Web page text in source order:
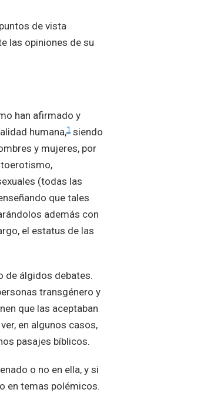
de vista
las opiniones de su
han afirmado y
humana,1 ​ siendo
y mujeres, por
(todas las
que tales
además con
el estatus de las
de álgidos debates.
transgénero y
que las aceptaban
en algunos casos,
pasajes bíblicos.​
o no en ella, y si
en temas polémicos.